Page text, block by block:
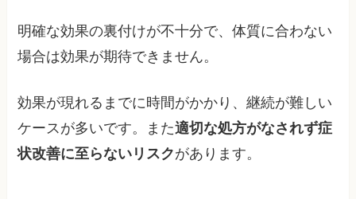
明確な効果の裏付けが不十分で、体質に合わない
場合は効果が期待できません。
効果が現れるまでに時間がかかり、継続が難しい
ケースが多いです。また適切な処方がなされず症
状改善に至らないリスクがあります。